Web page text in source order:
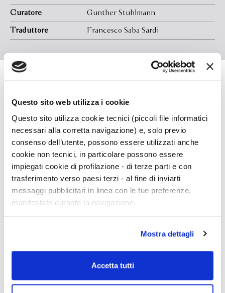
Questo sito web utilizza i cookie
Questo sito utilizza cookie tecnici (piccoli file informatici
necessari alla corretta navigazione) e, solo previo
consenso dell’utente, possono essere utilizzati anche
cookie non tecnici, in particolare possono essere
impiegati cookie di profilazione - di terze parti e con
trasferimento verso paesi terzi - al fine di inviarti
messaggi pubblicitari in linea con le tue preferenze,
manifestate durante la navigazione.
scelte privacy sui cookie, ti invitiamo a prendere visione
dell’informativa cookie.
Chiudendo il banner tramite la “X” prosegui la
dei soli cookie tecnici. Selezionando “Accetta tutti” presti
Mostra dettagli
Accetta tutti
Curatore Gunther Stuhlmann
Traduttore Francesco Saba Sardi
Anaïs Nin nacque a Neuilly il 21 febbraio 1903. I
suoi esordi letterari sono legati all’ambiente
artistico parigino, dove la scrittrice visse fino allo
scoppio della seconda guerra mondiale, quando
preferì rifugiarsi a New York, città in cui rimase
fino alla morte, nel 1977. Di Anaïs Nin Bompiani
ha pubblicato tra gli altri Il delta di Venere,Storia
di una passione(l’epistolario con Henry Miller),
Auletris.